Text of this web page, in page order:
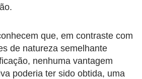
que, em contraste com
de natureza semelhante
nenhuma vantagem
poderia ter sido obtida, uma